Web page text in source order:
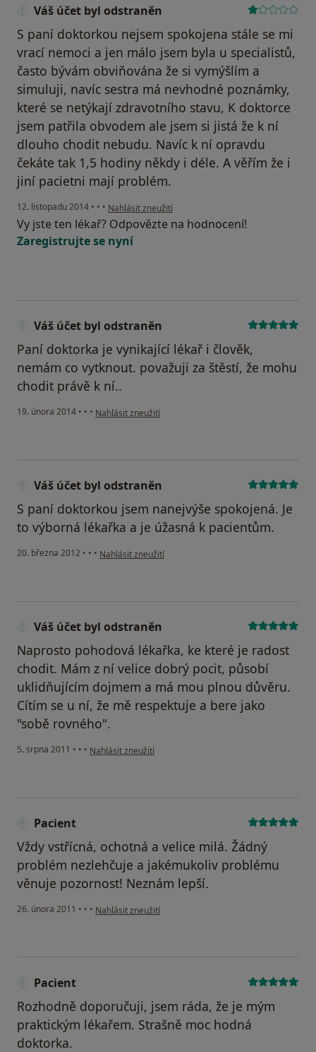
Váš účet byl odstraněn
S paní doktorkou nejsem spokojena stále se mi
vrací nemoci a jen málo jsem byla u specialistů,
často bývám obviňována že si vymýšlím a
simuluji, navíc sestra má nevhodné poznámky,
které se netýkají zdravotního stavu, K doktorce
jsem patřila obvodem ale jsem si jistá že k ní
dlouho chodit nebudu. Navíc k ní opravdu
čekáte tak 1,5 hodiny někdy i déle. A věřím že i
jiní pacietni mají problém.
12. listopadu 2014 • • • podle názoru uživatele Váš účet byl odstraněn
Nahlásit zneužití
Vy jste ten lékař? Odpovězte na hodnocení!
Zaregistrujte se nyní
Váš účet byl odstraněn
Paní doktorka je vynikající lékař i člověk,
nemám co vytknout. považuji za štěstí, že mohu
chodit právě k ní..
19. února 2014 • • • podle názoru uživatele Váš účet byl odstraněn
Nahlásit zneužití
Váš účet byl odstraněn
S paní doktorkou jsem nanejvýše spokojená. Je
to výborná lékařka a je úžasná k pacientům.
20. března 2012 • • • podle názoru uživatele Váš účet byl odstraněn
Nahlásit zneužití
Váš účet byl odstraněn
Naprosto pohodová lékařka, ke které je radost
chodit. Mám z ní velice dobrý pocit, působí
uklidňujícím dojmem a má mou plnou důvěru.
Cítím se u ní, že mě respektuje a bere jako
"sobě rovného".
5. srpna 2011 • • • podle názoru uživatele Váš účet byl odstraněn
Nahlásit zneužití
Pacient
Vždy vstřícná, ochotná a velice milá. Žádný
problém nezlehčuje a jakémukoliv problému
věnuje pozornost! Neznám lepší.
26. února 2011 • • • podle názoru uživatele Pacient
Nahlásit zneužití
Pacient
Rozhodně doporučuji, jsem ráda, že je mým
praktickým lékařem. Strašně moc hodná
doktorka.